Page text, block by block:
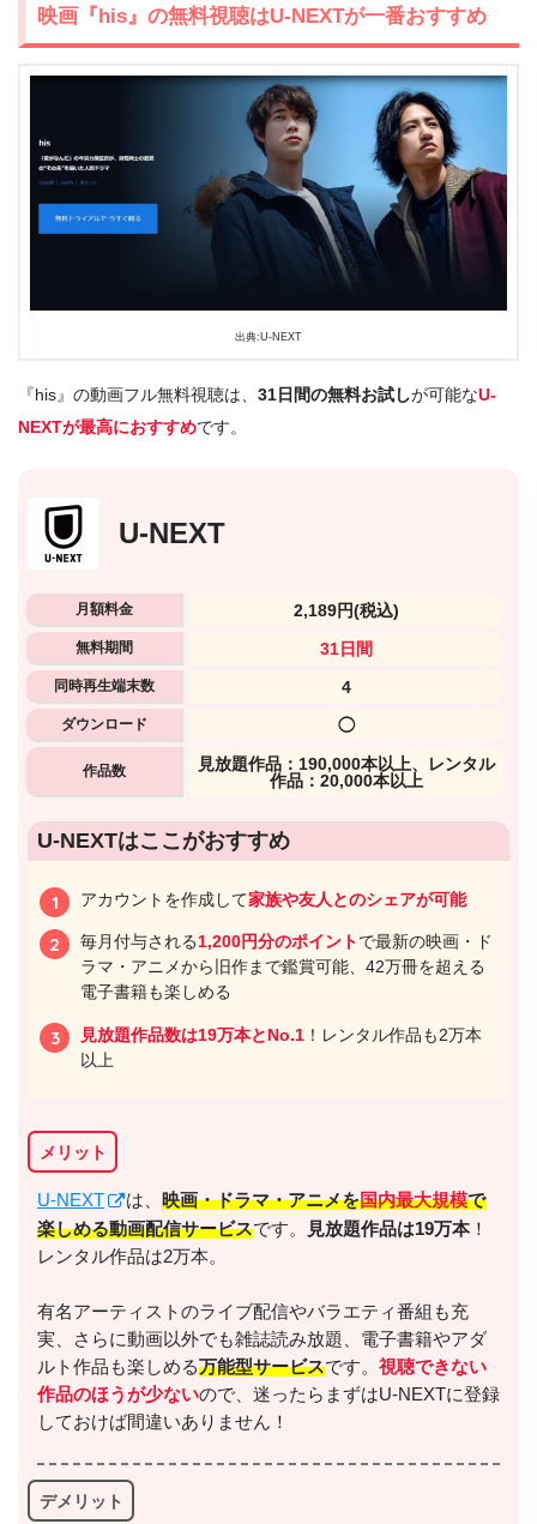
映画『his』の無料視聴はU-NEXTが一番おすすめ
出典:U-NEXT
『his』の動画フル無料視聴は、 31日間の無料お試しが可能なU-
NEXTが最高におすすめです。
U-NEXT
月額料金 2,189円(税込)
無料期間 31日間
同時再生端末数 4
ダウンロード ◯
作品数
⾒放題作品：190,000本以上、レンタル
作品：20,000本以上
U-NEXTはここがおすすめ
アカウントを作成して家族や友人とのシェアが可能
毎月付与される1,200円分のポイントで最新の映画・ド
ラマ・アニメから旧作まで鑑賞可能、42万冊を超える
電子書籍も楽しめる
見放題作品数は19万本とNo.1 ！レンタル作品も2万本
以上
メリット
U-NEXT は、 映画・ドラマ・アニメを国内最大規模で
楽しめる動画配信サービスです。 見放題作品は19万本 ！
レンタル作品は2万本。
有名アーティストのライブ配信やバラエティ番組も充
実、さらに動画以外でも雑誌読み放題、電子書籍やアダ
ルト作品も楽しめる万能型サービスです。 視聴できない
作品のほうが少ないので、迷ったらまずはU-NEXTに登録
しておけば間違いありません！
デメリット